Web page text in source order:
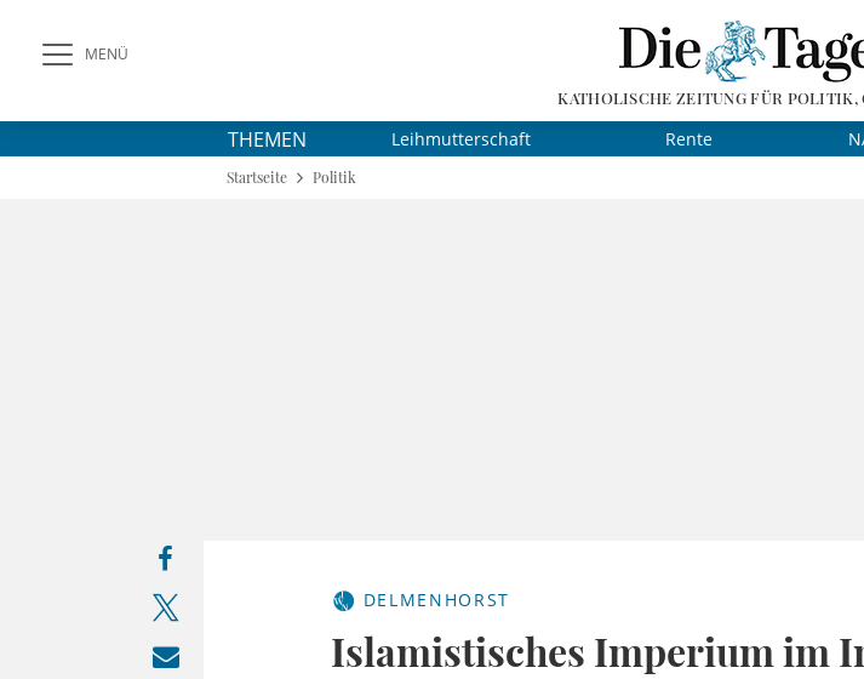
MENÜ
KATHOLISCHE ZEITUNG FÜR POLITIK,
THEMEN Leihmutterschaft Rente
Startseite Politik
DELMENHORST
Islamistisches Imperium im